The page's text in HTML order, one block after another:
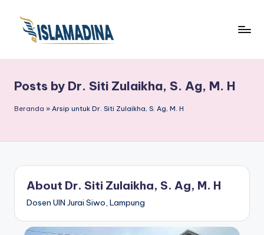
Posts by Dr. Siti Zulaikha, S. Ag, M. H
Beranda » Arsip untuk Dr. Siti Zulaikha, S. Ag, M. H
About Dr. Siti Zulaikha, S. Ag, M. H
Dosen UIN Jurai Siwo, Lampung